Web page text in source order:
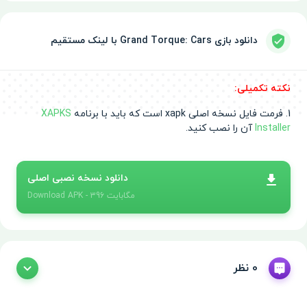
دانلود بازی Grand Torque: Cars با لینک مستقیم
نکته تکمیلی:
1. فرمت فایل نسخه اصلی xapk است که باید با برنامه
XAPKS
Installerآن را نصب کنید.
دانلود نسخه نصبی اصلی
Download APK - 396 مگابایت
0 نظر